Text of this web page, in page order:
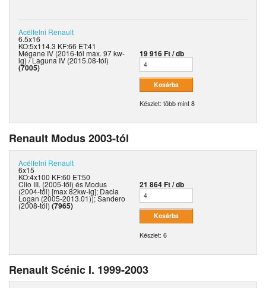
Acélfelni Renault
6.5x16
KO:5x114.3 KF:66 ET:41
Mégane IV (2016-tól max. 97 kw-
ig) / Laguna IV (2015.08-tól)
(7005)
19 916 Ft / db
Készlet: több mint 8
Renault Modus 2003-tól
Acélfelni Renault
6x15
KO:4x100 KF:60 ET:50
Clio III. (2005-től) és Modus
(2004-től) [max 82kw-ig]; Dacia
Logan (2005-2013.01)); Sandero
(2008-tól) (7965)
21 864 Ft / db
Készlet: 6
Renault Scénic I. 1999-2003